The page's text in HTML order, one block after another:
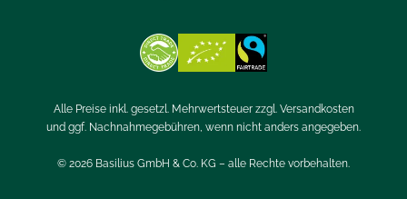
Alle Preise inkl. gesetzl. Mehrwertsteuer zzgl. Versandkosten
und ggf. Nachnahmegebühren, wenn nicht anders angegeben.
© 2026 Basilius GmbH & Co. KG – alle Rechte vorbehalten.